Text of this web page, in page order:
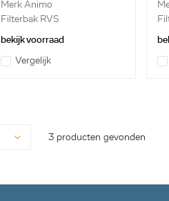
Merk Animo
Filterbak RVS
bekijk voorraad
Vergelijk
3 producten gevonden